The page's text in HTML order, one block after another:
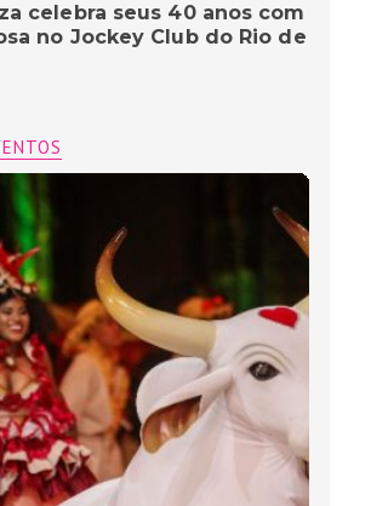
celebra seus 40 anos com
no Jockey Club do Rio de